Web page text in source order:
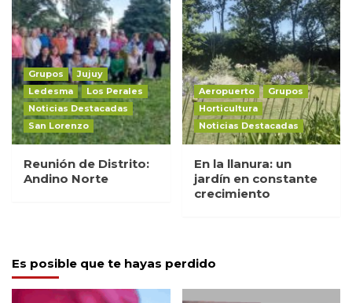
Grupos
Jujuy
Ledesma
Los Perales
Noticias Destacadas
San Lorenzo
Reunión de Distrito:
Andino Norte
Aeropuerto
Grupos
Horticultura
Noticias Destacadas
En la llanura: un
jardín en constante
crecimiento
Es posible que te hayas perdido